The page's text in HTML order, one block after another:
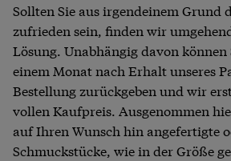
Sollten Sie aus irgendeinem Grund
zufrieden sein, finden wir
Lösung. Unabhängig davon
einem Monat nach Erhalt unseres
Bestellung zurückgeben und wir
vollen Kaufpreis. Ausgenommen
auf Ihren Wunsch hin angefertigte
Schmuckstücke, wie in der Größe